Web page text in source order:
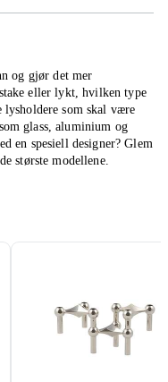
og gjør det mer
eller lykt, hvilken type
lysholdere som skal være
glass, aluminium og
en spesiell designer? Glem
største modellene.